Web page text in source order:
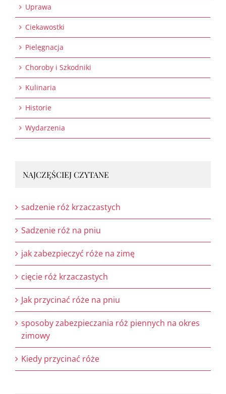
Uprawa
Ciekawostki
Pielęgnacja
Choroby i Szkodniki
Kulinaria
Historie
Wydarzenia
NAJCZĘŚCIEJ CZYTANE
sadzenie róż krzaczastych
Sadzenie róż na pniu
jak zabezpieczyć róże na zimę
cięcie róż krzaczastych
Jak przycinać róże na pniu
sposoby zabezpieczania róż piennych na okres
zimowy
Kiedy przycinać róże